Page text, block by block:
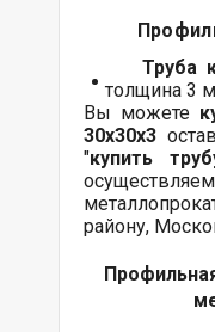
Труба
толщина 3
Вы можете
30х30х3
"купить
району,